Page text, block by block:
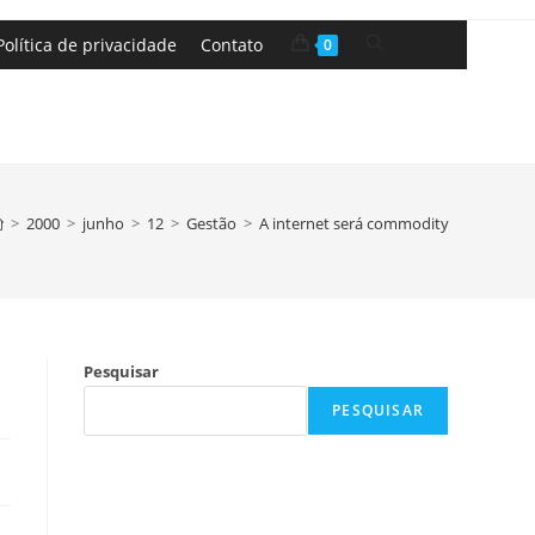
de privacidade Contato 0
> 2000 > junho > 12 > Gestão > A internet será commodity
Pesquisar
PESQUISAR